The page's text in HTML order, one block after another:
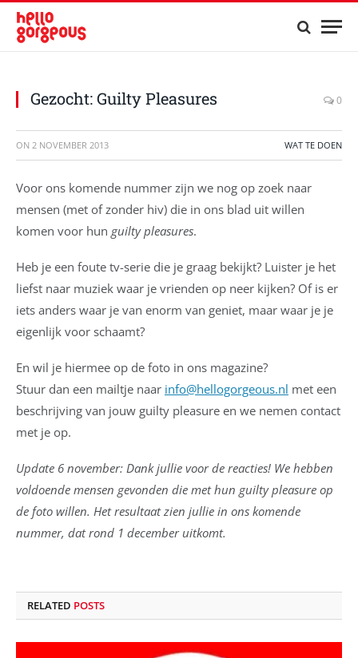
Gezocht: Guilty Pleasures 0
ON 2 NOVEMBER 2013 WAT TE DOEN
Voor ons komende nummer zijn we nog op zoek naar
mensen (met of zonder hiv) die in ons blad uit willen
komen voor hun guilty pleasures.
Heb je een foute tv-serie die je graag bekijkt? Luister je het
liefst naar muziek waar je vrienden op neer kijken? Of is er
iets anders waar je van enorm van geniet, maar waar je je
eigenlijk voor schaamt?
En wil je hiermee op de foto in ons magazine?
Stuur dan een mailtje naar info@hellogorgeous.nl met een
beschrijving van jouw guilty pleasure en we nemen contact
met je op.
Update 6 november: Dank jullie voor de reacties! We hebben
voldoende mensen gevonden die met hun guilty pleasure op
de foto willen. Het resultaat zien jullie in ons komende
nummer, dat rond 1 december uitkomt.
RELATED POSTS